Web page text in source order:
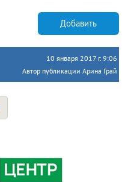
Добавить
10 января 2017 г. 9:06
Автор публикации Арина Грай